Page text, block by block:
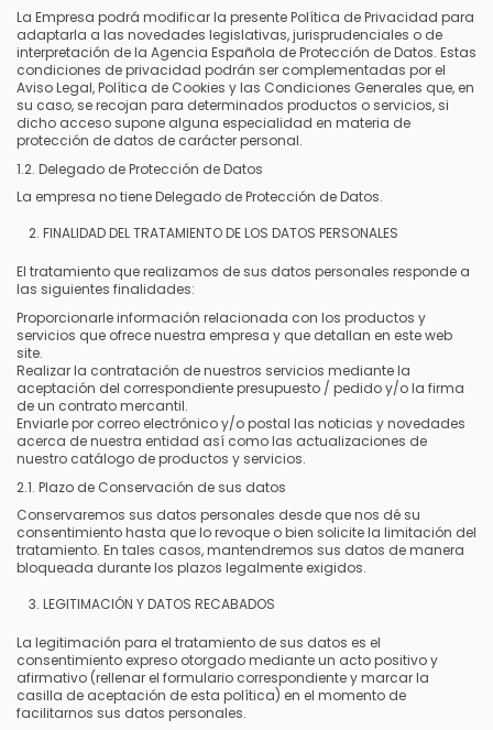
La Empresa podrá modificar la presente Política de Privacidad para
adaptarla a las novedades legislativas, jurisprudenciales o de
interpretación de la Agencia Española de Protección de Datos. Estas
condiciones de privacidad podrán ser complementadas por el
Aviso Legal, Política de Cookies y las Condiciones Generales que, en
su caso, se recojan para determinados productos o servicios, si
dicho acceso supone alguna especialidad en materia de
protección de datos de carácter personal.
1.2. Delegado de Protección de Datos
La empresa no tiene Delegado de Protección de Datos.
FINALIDAD DEL TRATAMIENTO DE LOS DATOS PERSONALES
El tratamiento que realizamos de sus datos personales responde a
las siguientes finalidades:
Proporcionarle información relacionada con los productos y
servicios que ofrece nuestra empresa y que detallan en este web
site.
Realizar la contratación de nuestros servicios mediante la
aceptación del correspondiente presupuesto / pedido y/o la firma
de un contrato mercantil.
Enviarle por correo electrónico y/o postal las noticias y novedades
acerca de nuestra entidad así como las actualizaciones de
nuestro catálogo de productos y servicios.
2.1. Plazo de Conservación de sus datos
Conservaremos sus datos personales desde que nos dé su
consentimiento hasta que lo revoque o bien solicite la limitación del
tratamiento. En tales casos, mantendremos sus datos de manera
bloqueada durante los plazos legalmente exigidos.
LEGITIMACIÓN Y DATOS RECABADOS
La legitimación para el tratamiento de sus datos es el
consentimiento expreso otorgado mediante un acto positivo y
afirmativo (rellenar el formulario correspondiente y marcar la
casilla de aceptación de esta política) en el momento de
facilitarnos sus datos personales.